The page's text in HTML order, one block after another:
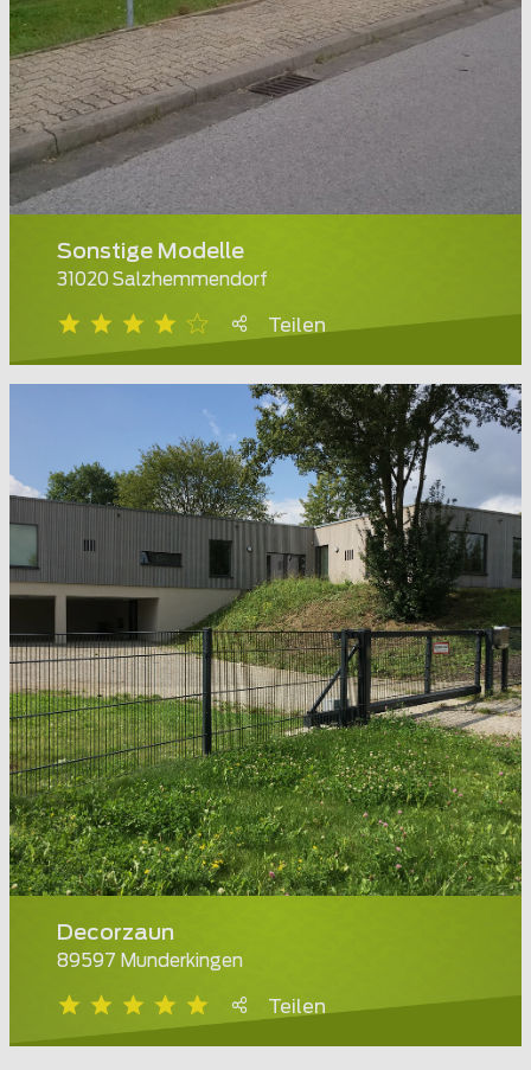
Sonstige Modelle
31020 Salzhemmendorf
Teilen
Decorzaun
89597 Munderkingen
Teilen